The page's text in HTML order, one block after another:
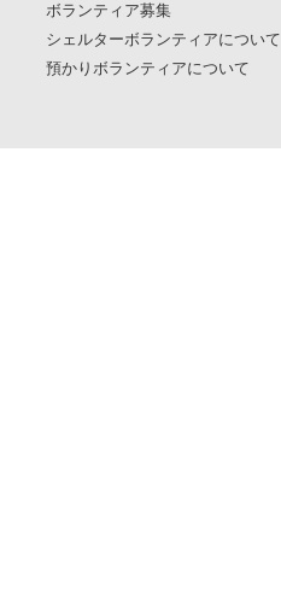
ボランティア募集
シェルターボランティアについて
預かりボランティアについて